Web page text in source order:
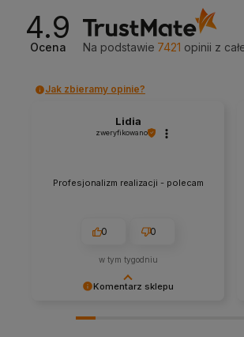
4.9
Ocena Na podstawie 7421 opinii z
Jak zbieramy opinie?
Komentarz sklepu
Lidia
zweryfikowano
Profesjonalizm realizacji - polecam
0 0
w tym tygodniu